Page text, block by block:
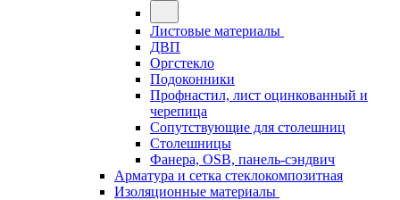
Листовые материалы
ДВП
Оргстекло
Подоконники
Профнастил, лист оцинкованный и
черепица
Сопутствующие для столешниц
Столешницы
Фанера, OSB, панель-сэндвич
Арматура и сетка стеклокомпозитная
Изоляционные материалы